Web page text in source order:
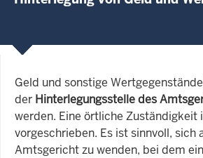
Geld und sonstige
der Hinterlegungsstelledes
werden. Eine örtliche Zuständigkeit
vorgeschrieben. Es ist sinnvoll, sich
Amtsgericht zu wenden, bei dem